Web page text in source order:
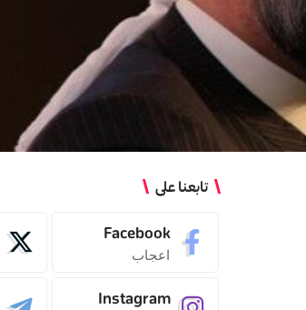
تابعنا على
Facebook
اعجاب
Instagram